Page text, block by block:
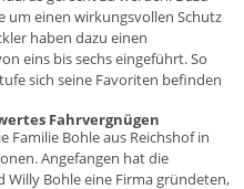
um einen wirkungsvollen Schutz
haben dazu einen
eins bis sechs eingeführt. So
sich seine Favoriten befinden
Fahrvergnügen
Familie Bohle aus Reichshof in
Angefangen hat die
Willy Bohle eine Firma gründeten,